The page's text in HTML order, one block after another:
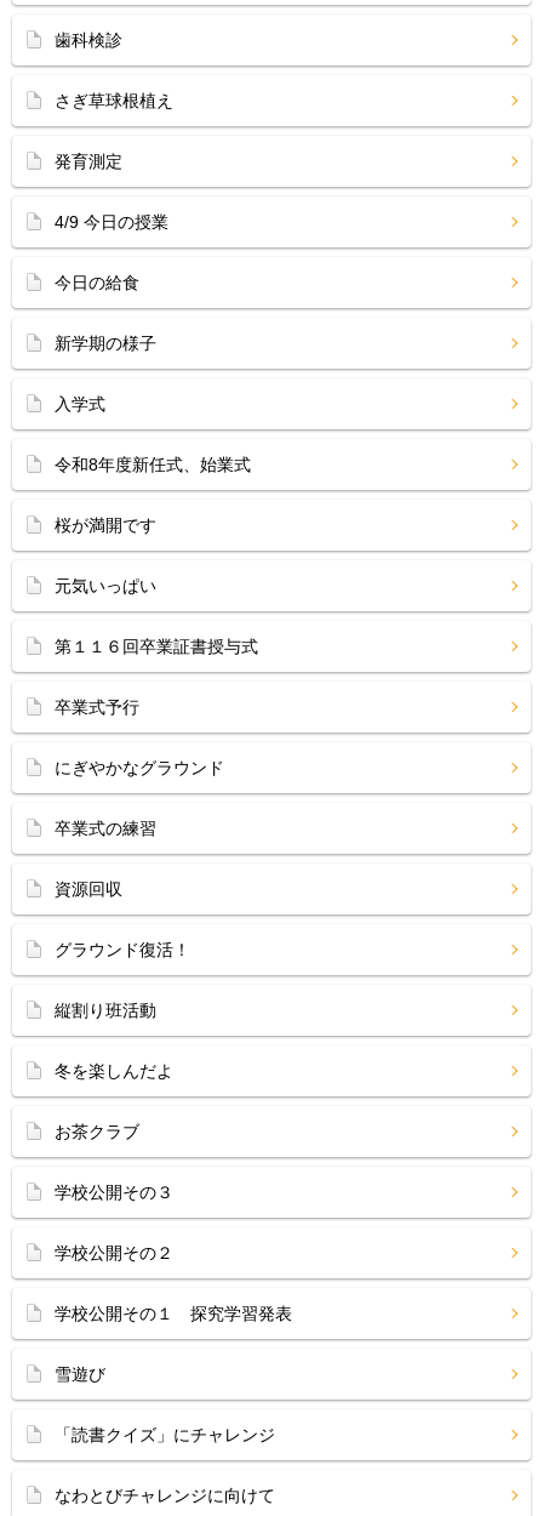
歯科検診
さぎ草球根植え
発育測定
4/9 今日の授業
今日の給食
新学期の様子
入学式
令和8年度新任式、始業式
桜が満開です
元気いっぱい
第１１６回卒業証書授与式
卒業式予行
にぎやかなグラウンド
卒業式の練習
資源回収
グラウンド復活！
縦割り班活動
冬を楽しんだよ
お茶クラブ
学校公開その３
学校公開その２
学校公開その１ 探究学習発表
雪遊び
「読書クイズ」にチャレンジ
なわとびチャレンジに向けて